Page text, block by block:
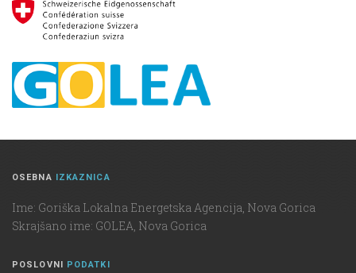
OSEBNA IZKAZNICA
Ime: Goriška Lokalna Energetska Agencija, Nova Gorica
Skrajšano ime: GOLEA, Nova Gorica
POSLOVNI PODATKI